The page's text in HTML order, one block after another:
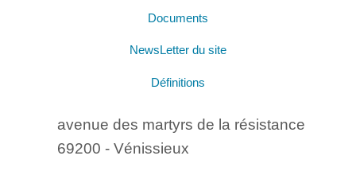
Documents
NewsLetter du site
Définitions
avenue des martyrs de la résistance
69200 - Vénissieux